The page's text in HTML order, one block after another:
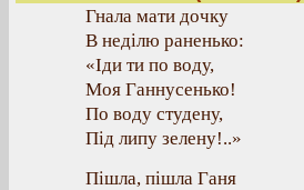
Гнала мати дочку
В неділю раненько:
«Іди ти по воду,
Моя Ганнусенько!
По воду студену,
Під липу зелену!..»
Пішла, пішла Ганя